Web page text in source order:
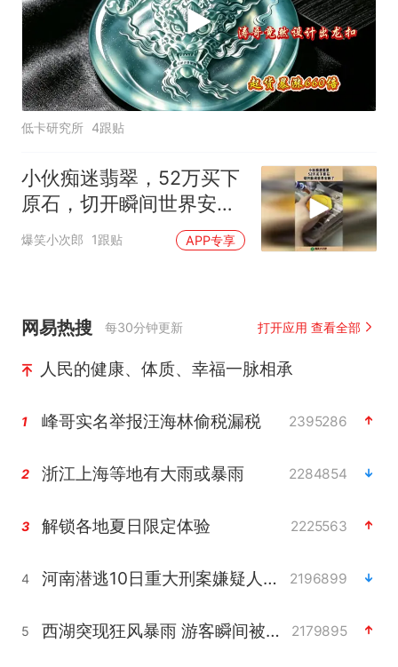
低卡研究所 4跟贴
小伙痴迷翡翠，52万买下
原石，切开瞬间世界安静
了！
爆笑小次郎 1跟贴 APP专享
网易热搜 每30分钟更新 打开应用 查看全部
人民的健康、体质、幸福一脉相承
1 峰哥实名举报汪海林偷税漏税 2395286
2 浙江上海等地有大雨或暴雨 2284854
3 解锁各地夏日限定体验 2225563
4 河南潜逃10日重大刑案嫌疑人落网 2196899
5 西湖突现狂风暴雨 游客瞬间被浇透 2179895